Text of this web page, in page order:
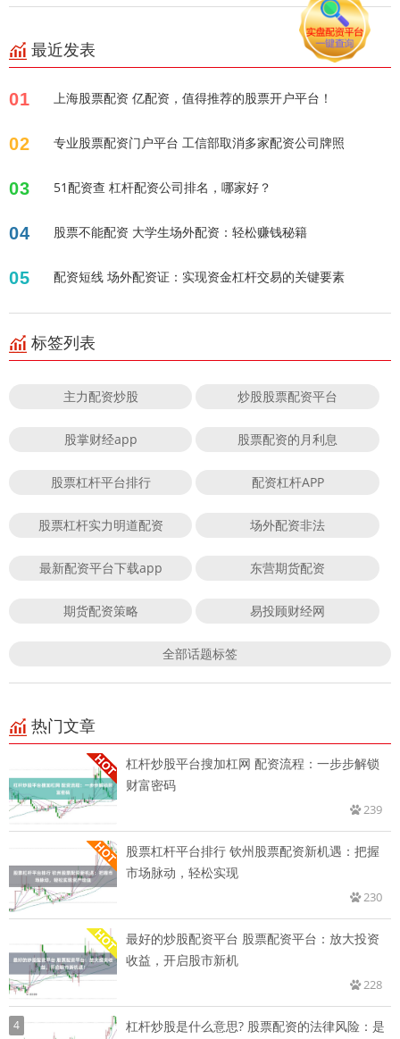
最近发表
01 上海股票配资 亿配资，值得推荐的股票开户平台！
02 专业股票配资门户平台 工信部取消多家配资公司牌照
03 51配资查 杠杆配资公司排名，哪家好？
04 股票不能配资 大学生场外配资：轻松赚钱秘籍
05 配资短线 场外配资证：实现资金杠杆交易的关键要素
标签列表
主力配资炒股 炒股股票配资平台
股掌财经app 股票配资的月利息
股票杠杆平台排行 配资杠杆APP
股票杠杆实力明道配资 场外配资非法
最新配资平台下载app 东营期货配资
期货配资策略 易投顾财经网
全部话题标签
热门文章
杠杆炒股平台搜加杠网 配资流程：一步步解锁
财富密码
239
股票杠杆平台排行 钦州股票配资新机遇：把握
市场脉动，轻松实现
230
最好的炒股配资平台 股票配资平台：放大投资
收益，开启股市新机
228
4
杠杆炒股是什么意思? 股票配资的法律风险：是